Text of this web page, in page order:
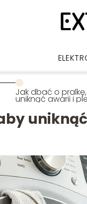
Jak dbać o
uniknąć awarii i